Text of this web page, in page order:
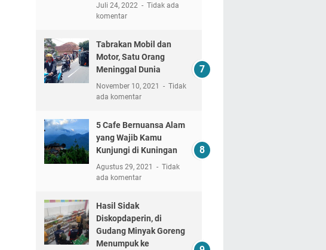
Juli 24, 2022
Tidak ada
komentar
Tabrakan Mobil dan
Motor, Satu Orang
Meninggal Dunia
November 10, 2021
Tidak
ada komentar
5 Cafe Bernuansa Alam
yang Wajib Kamu
Kunjungi di Kuningan
Agustus 29, 2021
Tidak
ada komentar
Hasil Sidak
Diskopdaperin, di
Gudang Minyak Goreng
Menumpuk ke